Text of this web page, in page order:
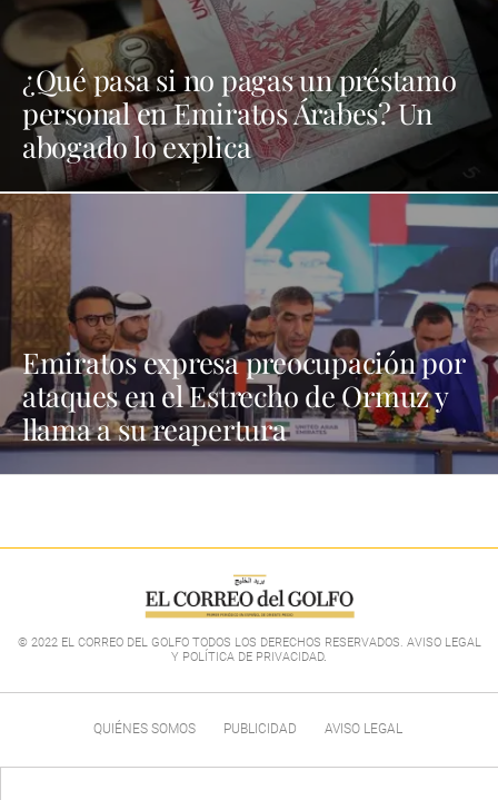
¿Qué pasa si no pagas un préstamo
personal en Emiratos Árabes? Un
abogado lo explica
Emiratos expresa preocupación por
ataques en el Estrecho de Ormuz y
llama a su reapertura
© 2022 EL CORREO DEL GOLFO TODOS LOS DERECHOS RESERVADOS. AVISO LEGAL
Y POLÍTICA DE PRIVACIDAD.
QUIÉNES SOMOS PUBLICIDAD AVISO LEGAL